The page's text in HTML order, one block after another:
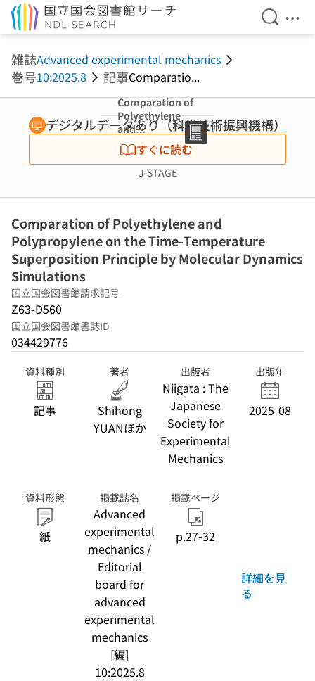
検索を
メ
雑誌Advanced experimental mechanics
巻号10:2025.8 記事Comparatio...
Comparation of
Polyethylene
and
Polypropylene
on the Time-
Temperature
Superposition
Principle by
Dynamics
Simulations
デジタルデータあり（科学技術振興機構）
すぐに読む
J-STAGE
Comparation of Polyethylene and
Polypropylene on the Time-Temperature
Superposition Principle by Molecular Dynamics
Simulations
国立国会図書館請求記号
Z63-D560
国立国会図書館書誌ID
034429776
資料種別
記事
著者
Shihong
YUANほか
出版者
Niigata : The
Japanese
Society for
Experimental
Mechanics
出版年
2025-08
資料形態
紙
掲載誌名
Advanced
experimental
mechanics /
Editorial
board for
advanced
experimental
mechanics
[編]
10:2025.8
掲載ページ
p.27-32
詳細を見
る